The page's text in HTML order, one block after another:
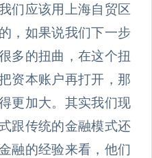
们应该用上海自贸区
，如果说我们下一步
多的扭曲，在这个扭
资本账户再打开，那
更加大。其实我们现
跟传统的金融模式还
融的经验来看，他们